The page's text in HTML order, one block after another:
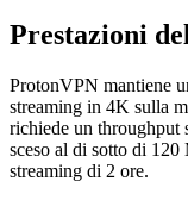
Prestazioni
ProtonVPN mantiene
streaming in 4K sulla
richiede un throughput
sceso al di sotto di
streaming di 2 ore.